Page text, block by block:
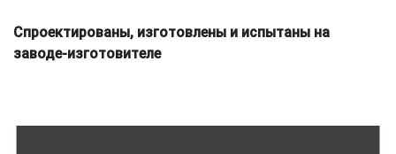
Спроектированы, изготовлены и испытаны на
заводе-изготовителе